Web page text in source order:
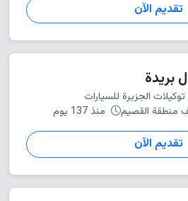
تقديم الآن
بريدة
الجزيرة للسيارات
القصيم
منذ 137 يوم
تقديم الآن